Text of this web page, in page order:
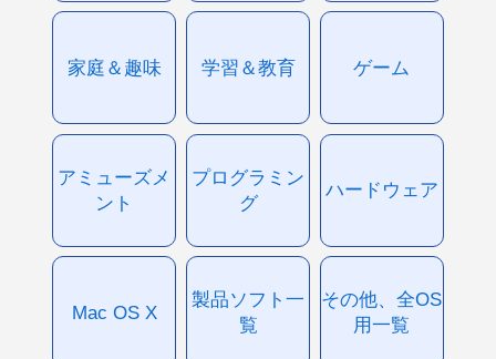
家庭＆趣味 学習＆教育 ゲーム
アミューズメ
ント
プログラミン
グ
ハードウェア
Mac OS X
製品ソフト一
覧
その他、全OS
用一覧